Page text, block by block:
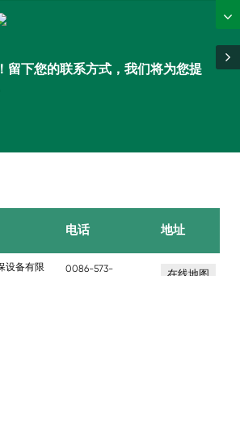
留下您的联系方式，我们将为您提
电话 地址
设备有限
0086-573-
在线地图